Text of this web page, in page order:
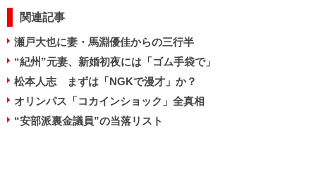
関連記事
瀬戸大也に妻・馬淵優佳からの三行半
“紀州”元妻、新婚初夜には「ゴム手袋で」
松本人志 まずは「NGKで漫才」か？
オリンパス「コカインショック」全真相
“安部派裏金議員”の当落リスト